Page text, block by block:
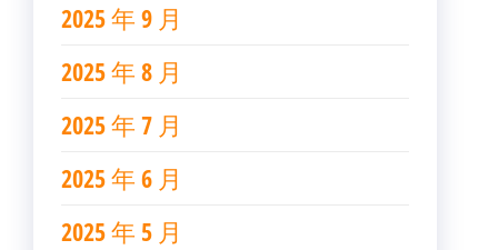
2025 年 9 月
2025 年 8 月
2025 年 7 月
2025 年 6 月
2025 年 5 月